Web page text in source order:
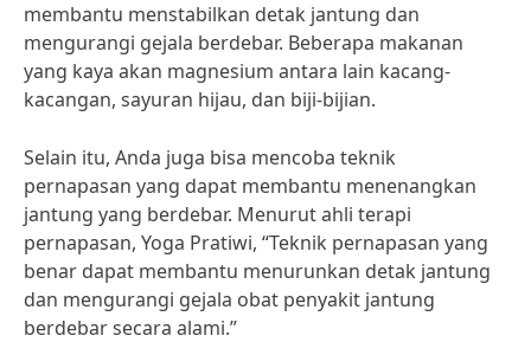
membantu menstabilkan detak jantung dan
mengurangi gejala berdebar. Beberapa makanan
yang kaya akan magnesium antara lain kacang-
kacangan, sayuran hijau, dan biji-bijian.
Selain itu, Anda juga bisa mencoba teknik
pernapasan yang dapat membantu menenangkan
jantung yang berdebar. Menurut ahli terapi
pernapasan, Yoga Pratiwi, “Teknik pernapasan yang
benar dapat membantu menurunkan detak jantung
dan mengurangi gejala obat penyakit jantung
berdebar secara alami.”